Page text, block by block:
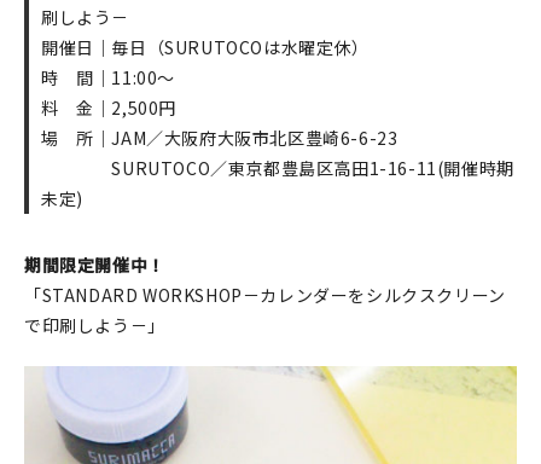
刷しよう－
開催日｜毎日（SURUTOCOは水曜定休）
時 間｜11:00～
料 金｜2,500円
場 所｜JAM／大阪府大阪市北区豊崎6-6-23
SURUTOCO／東京都豊島区高田1-16-11(開催時期
未定)
期間限定開催中！
「STANDARD WORKSHOP－カレンダーをシルクスクリーン
で印刷しよう－」